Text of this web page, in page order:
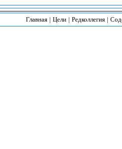
Главная | Цели | Редколлегия |